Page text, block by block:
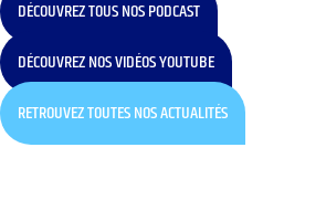
DÉCOUVREZ TOUS NOS PODCAST
DÉCOUVREZ NOS VIDÉOS YOUTUBE
RETROUVEZ TOUTES NOS ACTUALITÉS